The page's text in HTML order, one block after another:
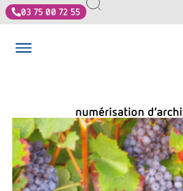
03 75 00 72 55
numérisation